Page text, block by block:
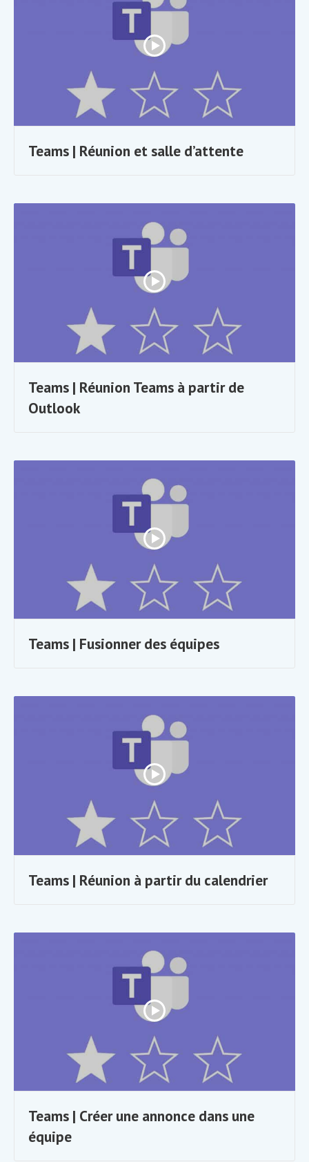
Teams | Réunion et salle d’attente
Teams | Réunion Teams à partir de
Outlook
Teams | Fusionner des équipes
Teams | Réunion à partir du calendrier
Teams | Créer une annonce dans une
équipe